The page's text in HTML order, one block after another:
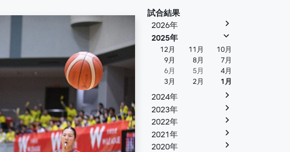
試合結果
2026年
2025年
12月 11月
10月
9月
8月
7月
6月
5月
4月
3月
2月 1月
2024年
2023年
2022年
2021年
2020年